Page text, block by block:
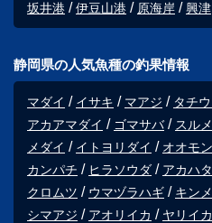
坂井港
伊豆山港 原海岸 興津
静岡県の人気魚種の釣果情報
マダイ イサキ マアジ タチ
アカアマダイ
ゴマサバ スル
メダイ
イトヨリダイ オオモ
カンパチ
ヒラソウダ アカハタ
クロムツ
ウマヅラハギ キン
シマアジ
アオリイカ ヤリイカ